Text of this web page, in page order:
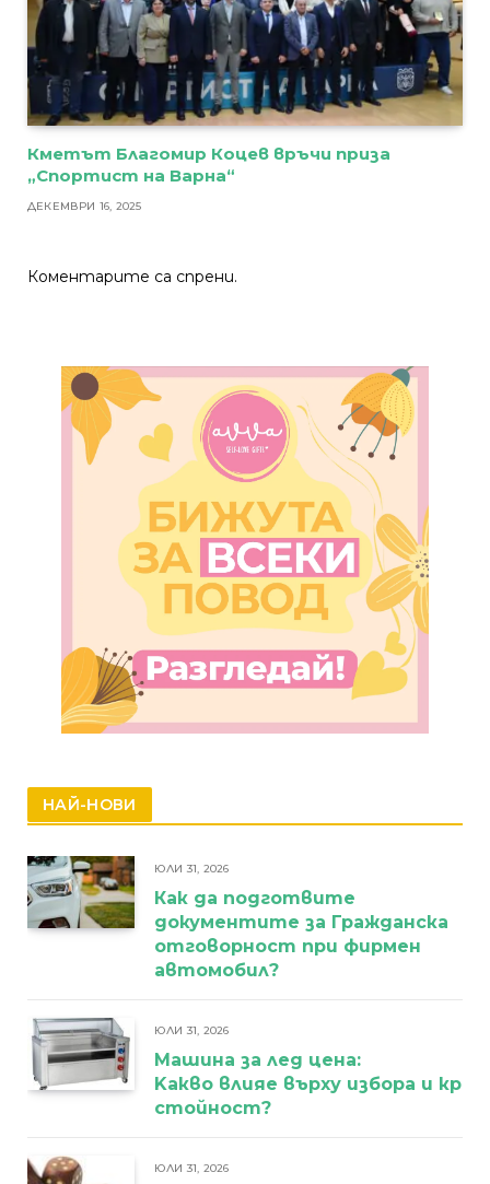
Кметът Благомир Коцев връчи приза
„Спортист на Варна“
ДЕКЕМВРИ 16, 2025
Коментарите са спрени.
НАЙ-НОВИ
ЮЛИ 31, 2026
Как да подготвите
документите за Гражданска
отговорност при фирмен
автомобил?
ЮЛИ 31, 2026
Машина за лед цена:
Kакво влияе върху избора и
стойност?
ЮЛИ 31, 2026